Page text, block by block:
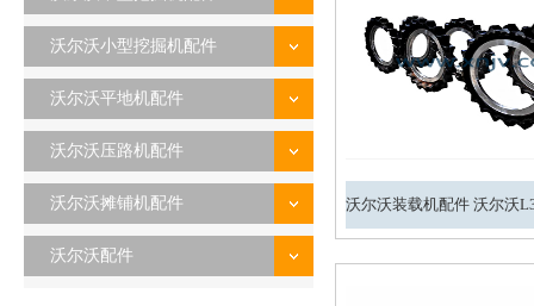
沃尔沃小型挖掘机配件
沃尔沃平地机配件
沃尔沃压路机配件
沃尔沃摊铺机配件
沃尔沃配件